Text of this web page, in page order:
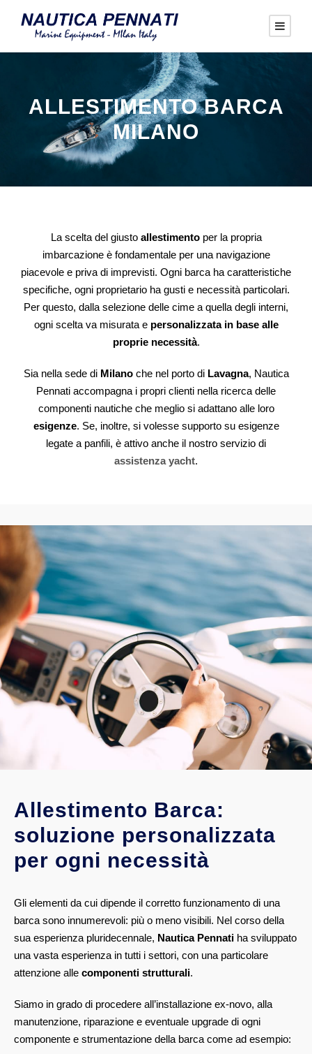
ALLESTIMENTO BARCA
MILANO
La scelta del giusto allestimento per la propria
imbarcazione è fondamentale per una navigazione
piacevole e priva di imprevisti. Ogni barca ha caratteristiche
specifiche, ogni proprietario ha gusti e necessità particolari.
Per questo, dalla selezione delle cime a quella degli interni,
ogni scelta va misurata epersonalizzata in base alle
proprie necessità.
Sia nella sede di Milano che nel porto di Lavagna, Nautica
Pennati accompagna i propri clienti nella ricerca delle
componenti nautiche che meglio si adattano alle loro
esigenze. Se, inoltre, si volesse supporto su esigenze
legate a panfili, è attivo anche il nostro servizio di
assistenza yacht.
Allestimento Barca:
soluzione personalizzata
per ogni necessità
Gli elementi da cui dipende il corretto funzionamento di una
barca sono innumerevoli: più o meno visibili. Nel corso della
sua esperienza pluridecennale, Nautica Pennati ha sviluppato
una vasta esperienza in tutti i settori, con una particolare
attenzione alle componenti strutturali.
Siamo in grado di procedere all’installazione ex-novo, alla
manutenzione, riparazione e eventuale upgrade di ogni
componente e strumentazione della barca come ad esempio: